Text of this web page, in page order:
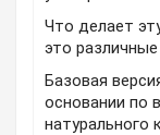
Что делает
это
Базовая
основании по
натурального